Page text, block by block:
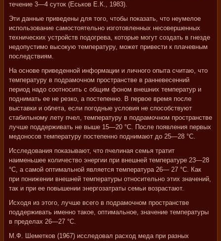
течение 3—4 суток (Еськов Е.К., 1983).
Эти данные приведены для того, чтобы показать, что неумелое
использование самостоятельно изготовленных несовершенных
технических устройств подогрева, которые могут создать в гнезде
недопустимо высокую температуру, может привести к плачевным
последствиям.
На основе приведенной информации и личного опыта считаю, что
температуру в подрамочном пространстве в ранневесенний
период надо соотносить с общим фоном внешних температур и
поднимать ее не резко, а постепенно. В первое время после
выставки и облета, если погодные условия не способствуют
стабильному лету пчел, температуру в подрамочном пространстве
лучше поддерживать не выше 15—20 °С. После появления первых
медоносов температуру постепенно поднимают до 25—28 °С.
Исследования показывают, что пчелиная семья тратит
наименьшее количество энергии при внешней температуре 23—28
°С, а самой оптимальной является температура 26— 27 °С. Как
при понижении внешней температуры относительно этих значений,
так и при ее повышении энергозатраты семьи возрастают.
Исходя из этого, лучше всего в подрамочном пространстве
поддерживать именно такое, оптимальное, значение температуры
в пределах 26—27 °С.
М.Ф. Шеметков (1967) исследовал расход меда при разных